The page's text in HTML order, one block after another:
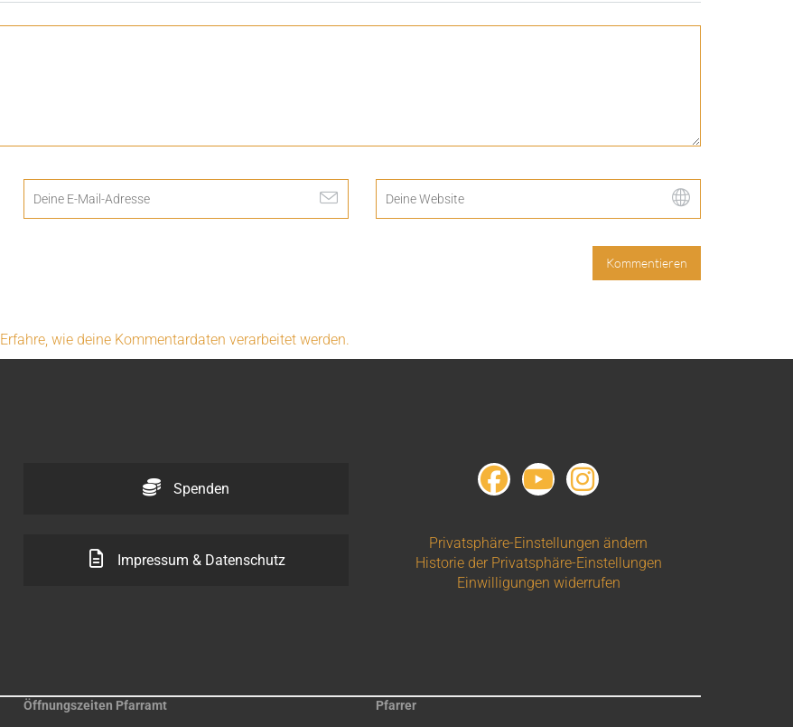
Erfahre, wie deine Kommentardaten verarbeitet werden.
Spenden
Impressum & Datenschutz
Privatsphäre-Einstellungen ändern
Historie der Privatsphäre-Einstellungen
Einwilligungen widerrufen
Öffnungszeiten Pfarramt
Pfarrer